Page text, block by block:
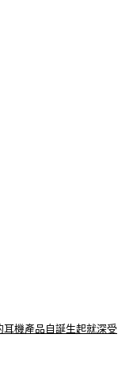
機產品自誕生起就深受